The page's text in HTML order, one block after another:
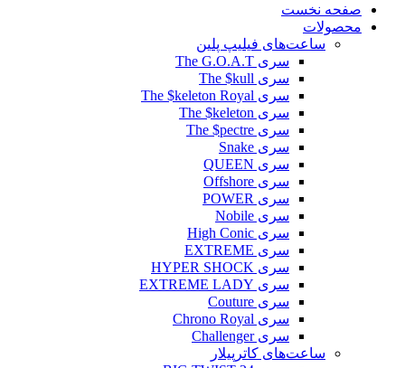
صفحه نخست
محصولات
ساعت‌های فیلیپ پلین
سری The G.O.A.T
سری The $kull
سری The $keleton Royal
سری The $keleton
سری The $pectre
سری Snake
سری QUEEN
سری Offshore
سری POWER
سری Nobile
سری High Conic
سری EXTREME
سری HYPER SHOCK
سری EXTREME LADY
سری Couture
سری Chrono Royal
سری Challenger
ساعت‌های کاترپیلار